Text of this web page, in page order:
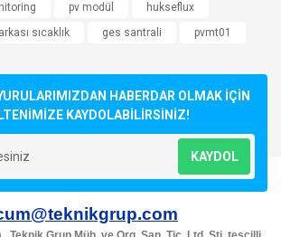
Bu ürüne ilk yorumu siz yapın!
Yorum Yaz
gördüğünüz noktaları öneri formunu
iletebilirsiniz.
için teşekkür ederiz.
bozuk veya görüntülenemiyor.
eksik bilgiler bulunuyor.
sitelerden daha pahalı.
farklı alternatifler olmalı.
pv modül
hukseflux
sıcaklık
ges santrali pvmt01
HABERDAR OLMAK İÇİN
KAYDOLABİLİRSİNİZ!
KAYDOL